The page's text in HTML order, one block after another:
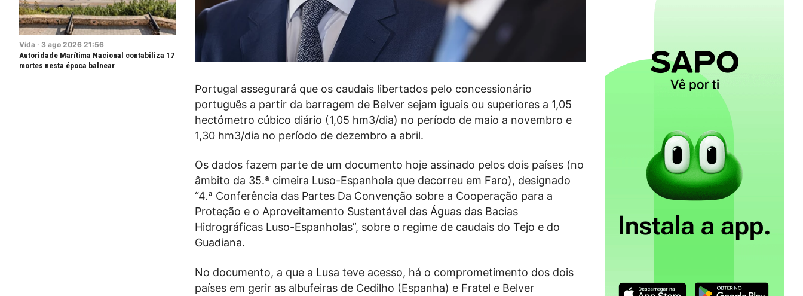
Vida · 3 ago 2026 21:56
Autoridade Marítima Nacional contabiliza 17
mortes nesta época balnear
Portugal assegurará que os caudais libertados pelo concessionário
português a partir da barragem de Belver sejam iguais ou superiores a 1,05
hectómetro cúbico diário (1,05 hm3/dia) no período de maio a novembro e
1,30 hm3/dia no período de dezembro a abril.
Os dados fazem parte de um documento hoje assinado pelos dois países (no
âmbito da 35.ª cimeira Luso-Espanhola que decorreu em Faro), designado
“4.ª Conferência das Partes Da Convenção sobre a Cooperação para a
Proteção e o Aproveitamento Sustentável das Águas das Bacias
Hidrográficas Luso-Espanholas”, sobre o regime de caudais do Tejo e do
Guadiana.
No documento, a que a Lusa teve acesso, há o comprometimento dos dois
países em gerir as albufeiras de Cedilho (Espanha) e Fratel e Belver